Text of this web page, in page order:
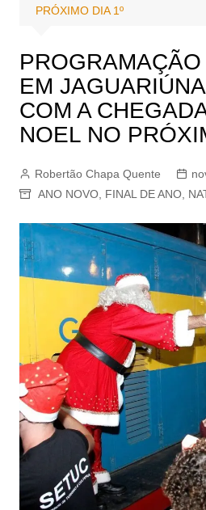
PRÓXIMO DIA 1º
EM
COM A
NOEL NO
Robertão Chapa Quente
ANO NOVO, FINAL DE ANO,